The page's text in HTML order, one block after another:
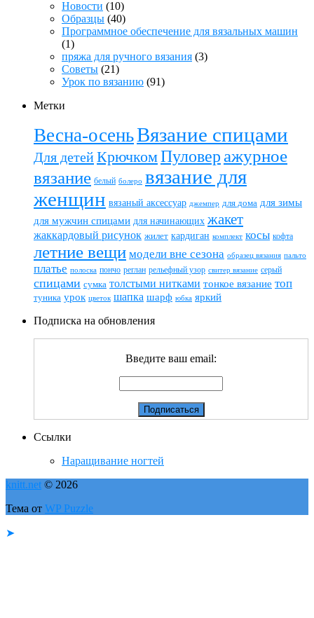
Новости (10)
Образцы (40)
Программное обеспечение для вязальных машин
(1)
пряжа для ручного вязания (3)
Советы (21)
Урок по вязанию (91)
Метки
Весна-осеньВязание спицами
Для детейКрючкомПуловер ажурное
вязание белый болеро вязание для
женщин вязаный аксессуар джемпер для дома для зимы
для мужчин спицами для начинающих жакет
жаккардовый рисунок жилет кардиган комплект косы кофта
летние вещи модели вне сезона образец вязания пальто
платье полоска пончо реглан рельефный узор свитер вязание серый
спицами сумка толстыми нитками тонкое вязание топ
туника урок цветок шапка шарф юбка яркий
Подписка на обновления
Введите ваш email:
Ссылки
Наращивание ногтей
knitt.net © 2026
Тема от WP Puzzle
➤